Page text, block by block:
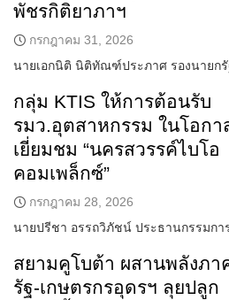
พัชรกิติยาภาฯ
กรกฎาคม 31, 2026
นายเอกนิติ นิติทัณฑ์ประภาศ รองนายก
กลุ่ม KTIS ให้การต้อนรับ
รมว.อุตสาหกรรม ในโอกา
เยี่ยมชม “นครสวรรค์ไบโอ
คอมเพล็กซ์”
กรกฎาคม 28, 2026
นายปรีชา อรรถวิภัชน์ ประธานกรรมก
สยามคูโบต้า ผสานพลังภา
รัฐ-เกษตรกรอุดรฯ ลุยปลูก